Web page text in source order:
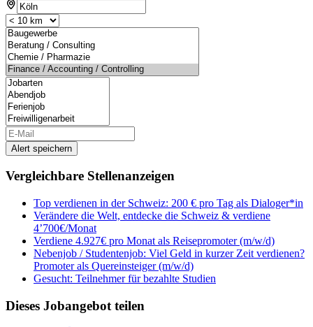
Alert speichern
Vergleichbare Stellenanzeigen
Top verdienen in der Schweiz: 200 € pro Tag als Dialoger*in
Verändere die Welt, entdecke die Schweiz & verdiene
4’700€/Monat
Verdiene 4.927€ pro Monat als Reisepromoter (m/w/d)
Nebenjob / Studentenjob: Viel Geld in kurzer Zeit verdienen?
Promoter als Quereinsteiger (m/w/d)
Gesucht: Teilnehmer für bezahlte Studien
Dieses Jobangebot teilen